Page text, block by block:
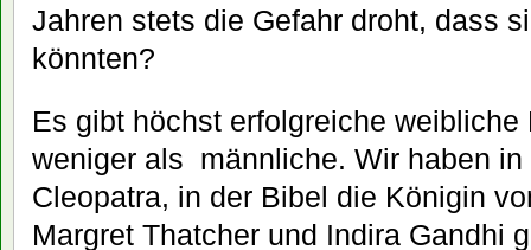
Jahren stets die Gefahr droht, dass
könnten?
Es gibt höchst erfolgreiche
weniger als männliche. Wir haben
Cleopatra, in der Bibel die Königin
Margret Thatcher und Indira Gandhi